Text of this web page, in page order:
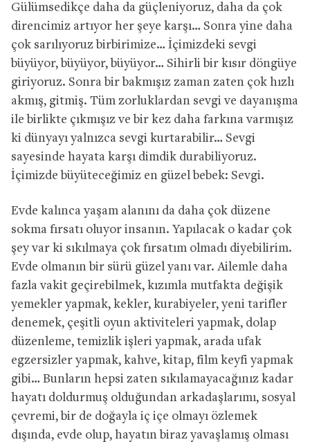
Gülümsedikçe daha da güçleniyoruz, daha da çok
direncimiz artıyor her şeye karşı… Sonra yine daha
çok sarılıyoruz birbirimize… İçimizdeki sevgi
büyüyor, büyüyor, büyüyor… Sihirli bir kısır döngüye
giriyoruz. Sonra bir bakmışız zaman zaten çok hızlı
akmış, gitmiş. Tüm zorluklardan sevgi ve dayanışma
ile birlikte çıkmışız ve bir kez daha farkına varmışız
ki dünyayı yalnızca sevgi kurtarabilir… Sevgi
sayesinde hayata karşı dimdik durabiliyoruz.
İçimizde büyüteceğimiz en güzel bebek: Sevgi.
Evde kalınca yaşam alanını da daha çok düzene
sokma fırsatı oluyor insanın. Yapılacak o kadar çok
şey var ki sıkılmaya çok fırsatım olmadı diyebilirim.
Evde olmanın bir sürü güzel yanı var. Ailemle daha
fazla vakit geçirebilmek, kızımla mutfakta değişik
yemekler yapmak, kekler, kurabiyeler, yeni tarifler
denemek, çeşitli oyun aktiviteleri yapmak, dolap
düzenleme, temizlik işleri yapmak, arada ufak
egzersizler yapmak, kahve, kitap, film keyfi yapmak
gibi… Bunların hepsi zaten sıkılamayacağınız kadar
hayatı doldurmuş olduğundan arkadaşlarımı, sosyal
çevremi, bir de doğayla iç içe olmayı özlemek
dışında, evde olup, hayatın biraz yavaşlamış olması